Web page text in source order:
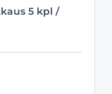
5 kpl /